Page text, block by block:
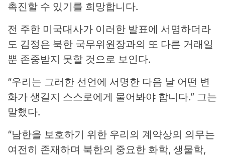
촉진할 수 있기를 희망합니다.
전 주한 미국대사가 이러한 발표에 서명하더라
도 김정은 북한 국무위원장과의 또 다른 거래일
뿐 존중받지 못할 것으로 보인다.
“우리는 그러한 선언에 서명한 다음 날 어떤 변
화가 생길지 스스로에게 물어봐야 합니다.” 그는
말했다.
“남한을 보호하기 위한 우리의 계약상의 의무는
여전히 존재하며 북한의 중요한 화학, 생물학,